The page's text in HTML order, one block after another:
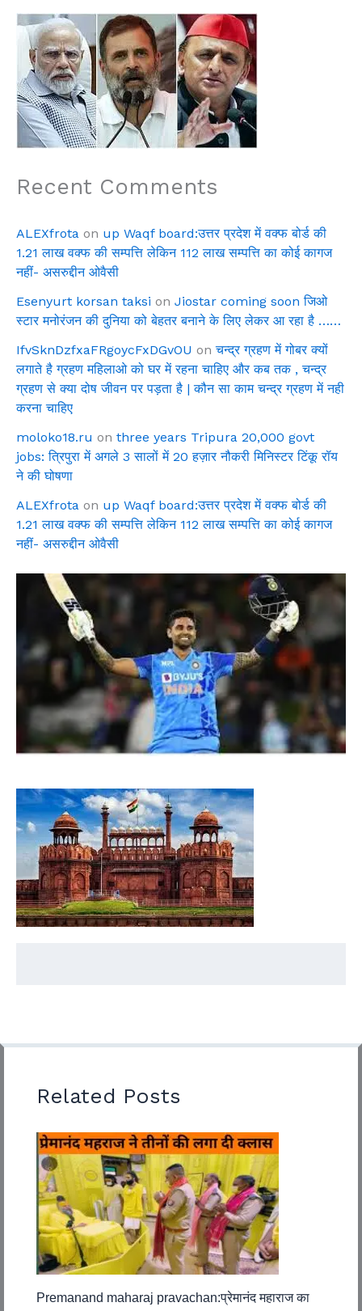
Recent Comments
ALEXfrota on up Waqf board:उत्तर प्रदेश में वक्फ बोर्ड की
1.21 लाख वक्फ की सम्पत्ति लेकिन 112 लाख सम्पत्ति का कोई कागज
नहीं- असरुद्दीन ओवैसी
Esenyurt korsan taksi on Jiostar coming soon जिओ
स्टार मनोरंजन की दुनिया को बेहतर बनाने के लिए लेकर आ रहा है ……
IfvSknDzfxaFRgoycFxDGvOU onचन्द्र ग्रहण में गोबर क्यों
लगाते है ग्रहण महिलाओ को घर में रहना चाहिए और कब तक , चन्द्र
ग्रहण से क्या दोष जीवन पर पड़ता है | कौन सा काम चन्द्र ग्रहण में नही
करना चाहिए
moloko18.ru on three years Tripura 20,000 govt
jobs: त्रिपुरा में अगले 3 सालों में 20 हज़ार नौकरी मिनिस्टर टिंकू रॉय
ने की घोषणा
ALEXfrota on up Waqf board:उत्तर प्रदेश में वक्फ बोर्ड की
1.21 लाख वक्फ की सम्पत्ति लेकिन 112 लाख सम्पत्ति का कोई कागज
नहीं- असरुद्दीन ओवैसी
Related Posts
Premanand maharaj pravachan:प्रेमानंद महाराज का